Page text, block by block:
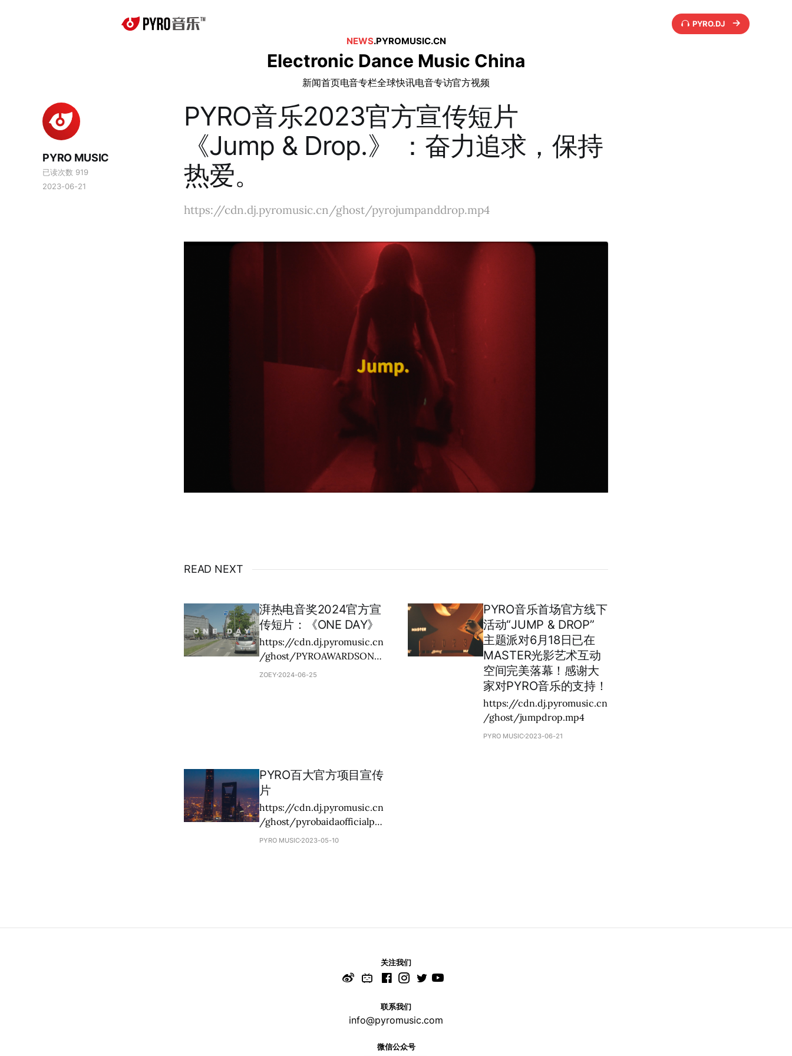
PYRO.DJ
NEWS.PYROMUSIC.CN
Electronic Dance Music China
新闻首页电音专栏全球快讯电音专访官方视频
PYRO音乐2023官方宣传短片
《Jump & Drop.》 ：奋力追求，保持
热爱。
PYRO MUSIC
已读次数 919
2023-06-21
https://cdn.dj.pyromusic.cn/ghost/pyrojumpanddrop.mp4
READ NEXT
湃热电音奖2024官方宣
传短片：《ONE DAY》
https://cdn.dj.pyromusic.cn
/ghost/PYROAWARDSONE
DAY.mp4
ZOEY 2024-06-25
PYRO音乐首场官方线下
活动“JUMP & DROP”
主题派对6月18日已在
MASTER光影艺术互动
空间完美落幕！感谢大
家对PYRO音乐的支持！
https://cdn.dj.pyromusic.cn
/ghost/jumpdrop.mp4
PYRO MUSIC 2023-06-21
PYRO百大官方项目宣传
片
https://cdn.dj.pyromusic.cn
/ghost/pyrobaidaofficialpro
motevideo.mp4
PYRO MUSIC 2023-05-10
关注我们
联系我们
info@pyromusic.com
微信公众号